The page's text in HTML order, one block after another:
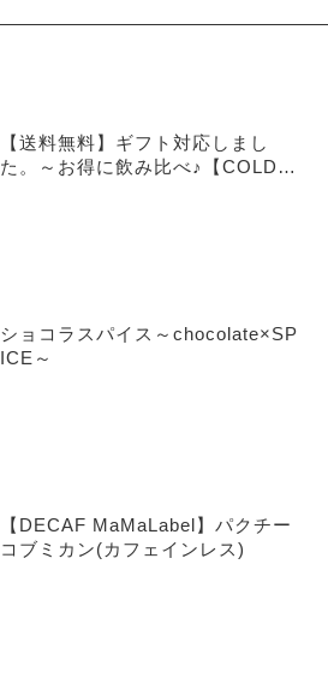
【送料無料】ギフト対応しまし
た。～お得に飲み比べ♪【COLDB
ショコラスパイス～chocolate×SP
ICE～
【DECAF MaMaLabel】パクチー
コブミカン(カフェインレス)